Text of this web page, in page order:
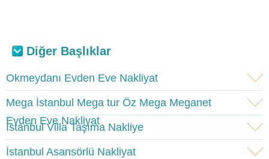
Diğer Başlıklar
Okmeydanı Evden Eve Nakliyat
Mega İstanbul Mega tur Öz Mega Meganet
Evden Eve Nakliyat
İstanbul Villa Taşıma Nakliye
İstanbul Asansörlü Nakliyat